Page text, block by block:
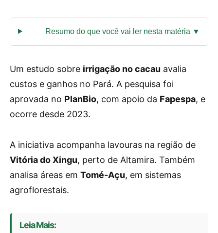
Um estudo sobre irrigação no cacau avalia
custos e ganhos no Pará. A pesquisa foi
aprovada no PlanBio, com apoio da Fapespa, e
ocorre desde 2023.
A iniciativa acompanha lavouras na região de
Vitória do Xingu, perto de Altamira. Também
analisa áreas em Tomé-Açu, em sistemas
agroflorestais.
Leia Mais: